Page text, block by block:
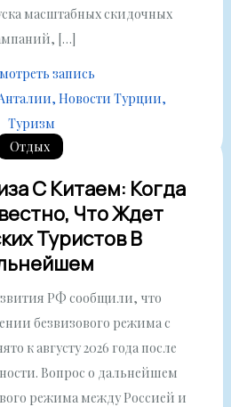
масштабных скидочных
[…]
запись
Новости Турции
Туризм
Отдых
С Китаем: Когда
Что Ждет
Туристов В
РФ сообщили, что
безвизового режима с
к августу 2026 года после
Вопрос о дальнейшем
режима между Россией и